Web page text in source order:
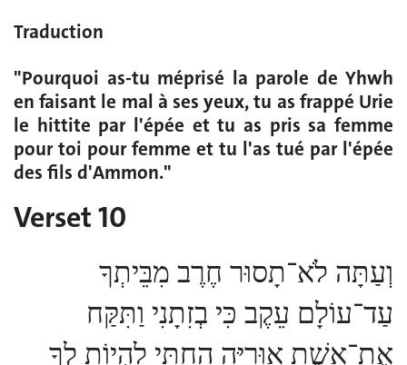
Traduction
"Pourquoi as-tu méprisé la parole de Yhwh
en faisant le mal à ses yeux, tu as frappé Urie
le hittite par l'épée et tu as pris sa femme
pour toi pour femme et tu l'as tué par l'épée
des fils d'Ammon."
Verset 10
וְעַתָּה לֹא־תָסוּר חֶרֶב מִבֵּיתְךָ
עַד־עוֹלָם עֵקֶב כִּי בְזִתָנִי וַתִּקַּח
אֶת־אֵשֶׁת אוּרִיָּה הַחִתִּי לִהְיוֹת לְךָ